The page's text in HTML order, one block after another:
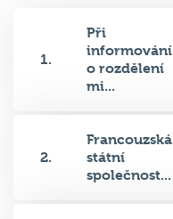
1.
Při
informování
o rozdělení
mi...
2.
Francouzská
státní
společnost...